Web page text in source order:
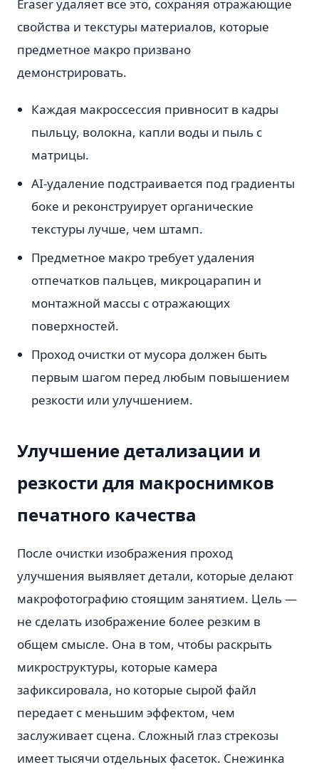
Eraser удаляет все это, сохраняя отражающие
свойства и текстуры материалов, которые
предметное макро призвано
демонстрировать.
Каждая макроссессия привносит в кадры
пыльцу, волокна, капли воды и пыль с
матрицы.
AI-удаление подстраивается под градиенты
боке и реконструирует органические
текстуры лучше, чем штамп.
Предметное макро требует удаления
отпечатков пальцев, микроцарапин и
монтажной массы с отражающих
поверхностей.
Проход очистки от мусора должен быть
первым шагом перед любым повышением
резкости или улучшением.
Улучшение детализации и
резкости для макроснимков
печатного качества
После очистки изображения проход
улучшения выявляет детали, которые делают
макрофотографию стоящим занятием. Цель —
не сделать изображение более резким в
общем смысле. Она в том, чтобы раскрыть
микроструктуры, которые камера
зафиксировала, но которые сырой файл
передает с меньшим эффектом, чем
заслуживает сцена. Сложный глаз стрекозы
имеет тысячи отдельных фасеток. Снежинка